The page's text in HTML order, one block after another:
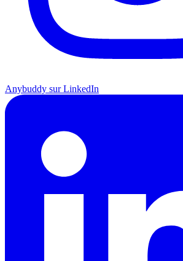
Anybuddy sur LinkedIn